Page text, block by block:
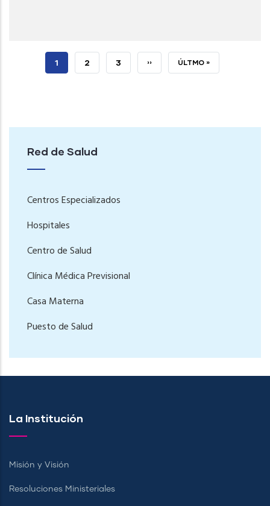
PÁGINA
1 PAGE
2 PAGE
3 SIGUIENTE
›› ÚLTIMA
ÚLTMO »
Red de Salud
Centros Especializados
Hospitales
Centro de Salud
Clínica Médica Previsional
Casa Materna
Puesto de Salud
La Institución
Misión y Visión
Resoluciones Ministeriales